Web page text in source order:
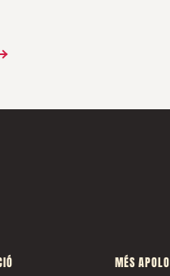
MÉS APOLO